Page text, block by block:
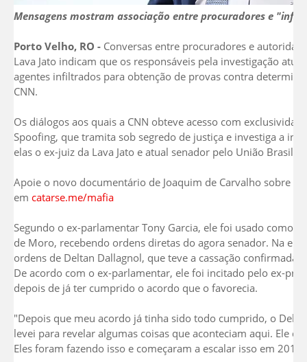
Mensagens mostram associação entre procuradores e
Porto Velho, RO - Conversas entre procuradores e
Lava Jato indicam que os responsáveis pela investigação
agentes infiltrados para obtenção de provas contra
CNN.
Os diálogos aos quais a CNN obteve acesso com
Spoofing, que tramita sob segredo de justiça e investiga a
elas o ex-juiz da Lava Jato e atual senador pelo União Brasil
Apoie o novo documentário de Joaquim de Carvalho sobre
em catarse.me/mafia
Segundo o ex-parlamentar Tony Garcia, ele foi usado como
de Moro, recebendo ordens diretas do agora senador. Na
ordens de Deltan Dallagnol, que teve a cassação confirmada
De acordo com o ex-parlamentar, ele foi incitado pelo ex-
depois de já ter cumprido o acordo que o favorecia.
"Depois que meu acordo já tinha sido todo cumprido, o
levei para revelar algumas coisas que aconteciam aqui. Ele
Eles foram fazendo isso e começaram a escalar isso em